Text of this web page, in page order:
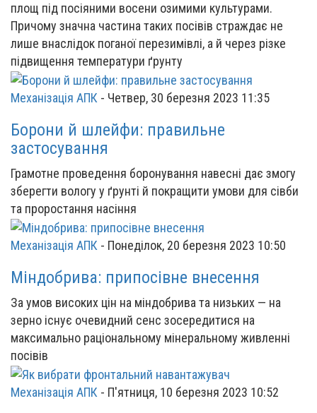
площ під посіяними восени озимими культурами.
Причому значна частина таких посівів страждає не
лише внаслідок поганої перезимівлі, а й через різке
підвищення температури ґрунту
Механізація АПК - Четвер, 30 березня 2023 11:35
Борони й шлейфи: правильне
застосування
Грамотне проведення боронування навесні дає змогу
зберегти вологу у ґрунті й покращити умови для сівби
та проростання насіння
Механізація АПК - Понеділок, 20 березня 2023 10:50
Міндобрива: припосівне внесення
За умов високих цін на міндобрива та низьких — на
зерно існує очевидний сенс зосередитися на
максимально раціональному мінеральному живленні
посівів
Механізація АПК - П'ятниця, 10 березня 2023 10:52